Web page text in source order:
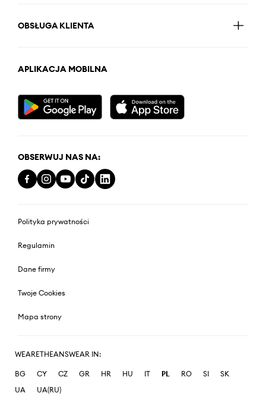
OBSŁUGA KLIENTA
APLIKACJA MOBILNA
OBSERWUJ NAS NA:
Polityka prywatności
Regulamin
Dane firmy
Twoje Cookies
Mapa strony
WEARETHEANSWEAR IN:
BG CY CZ GR HR HU IT PL RO SI
SK
UA
UA(RU)